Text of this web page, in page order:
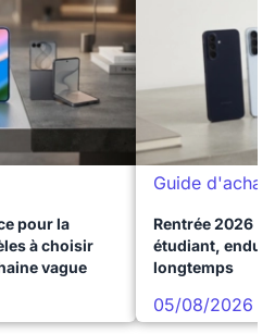
pour la
à choisir
vague
Guide d'achat
Rentrée 2026 :
étudiant,
longtemps
05/08/2026